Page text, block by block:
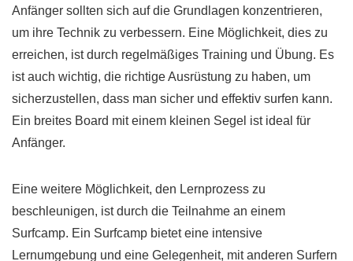
Anfänger sollten sich auf die Grundlagen konzentrieren,
um ihre Technik zu verbessern. Eine Möglichkeit, dies zu
erreichen, ist durch regelmäßiges Training und Übung. Es
ist auch wichtig, die richtige Ausrüstung zu haben, um
sicherzustellen, dass man sicher und effektiv surfen kann.
Ein breites Board mit einem kleinen Segel ist ideal für
Anfänger.
Eine weitere Möglichkeit, den Lernprozess zu
beschleunigen, ist durch die Teilnahme an einem
Surfcamp. Ein Surfcamp bietet eine intensive
Lernumgebung und eine Gelegenheit, mit anderen Surfern